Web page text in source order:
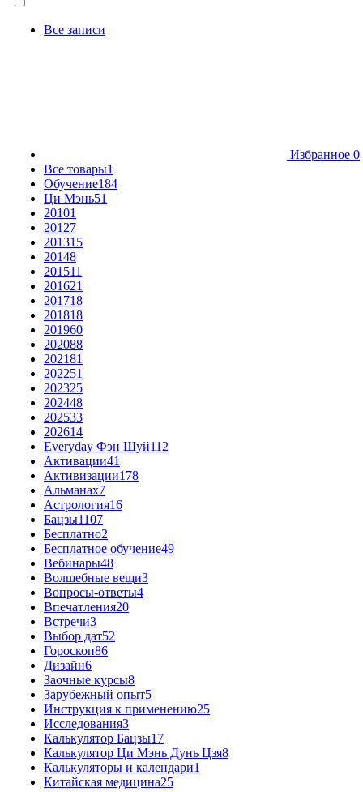
Все записи
Избранное 0
Все товары1
Обучение184
Ци Мэнь51
20101
20127
201315
20148
201511
201621
201718
201818
201960
202088
202181
202251
202325
202448
202533
202614
Everyday Фэн Шуй112
Активации41
Активизации178
Альманах7
Астрология16
Бацзы1107
Бесплатно2
Бесплатное обучение49
Вебинары48
Волшебные вещи3
Вопросы-ответы4
Впечатления20
Встречи3
Выбор дат52
Гороскоп86
Дизайн6
Заочные курсы8
Зарубежный опыт5
Инструкция к применению25
Исследования3
Калькулятор Бацзы17
Калькулятор Ци Мэнь Дунь Цзя8
Калькуляторы и календари1
Китайская медицина25